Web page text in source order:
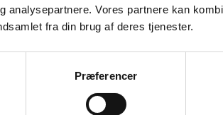
analysepartnere. Vores partnere kan
fra din brug af deres tjenester.
Præferencer